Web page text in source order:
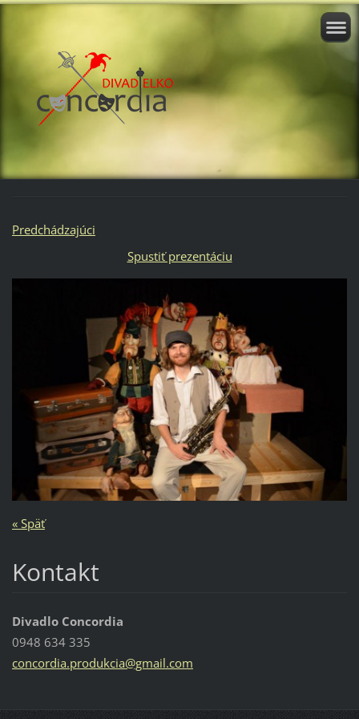
Predchádzajúci
Spustiť prezentáciu
« Späť
Kontakt
Divadlo Concordia
0948 634 335
concordia.produkcia@gmail.com